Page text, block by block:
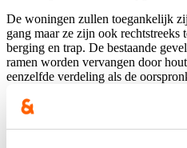
De woningen zullen toegankelijk
gang maar ze zijn ook
berging en trap. De bestaande
ramen worden vervangen door
eenzelfde verdeling als de
Aan de straatzijde wordt langs de
meergezinswoning gebouwd die
nieuwbouw zal minstens 4,5m van